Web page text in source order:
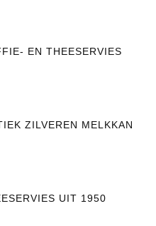
EN THEESERVIES
ZILVEREN MELKKAN
UIT 1950